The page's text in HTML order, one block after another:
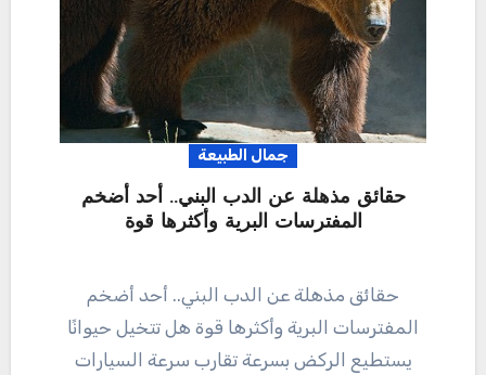
جمال الطبيعة
حقائق مذهلة عن الدب البني.. أحد أضخم
المفترسات البرية وأكثرها قوة
حقائق مذهلة عن الدب البني.. أحد أضخم
المفترسات البرية وأكثرها قوة هل تتخيل حيوانًا
يستطيع الركض بسرعة تقارب سرعة السيارات